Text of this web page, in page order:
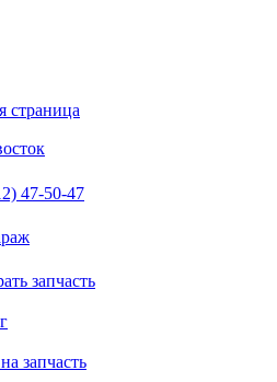
страница
47-50-47
запчасть
запчасть